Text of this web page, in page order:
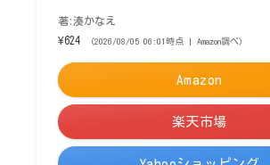
著:湊かなえ
¥624
（2026/08/05 06:01時点 | Amazon調べ）
Amazon
楽天市場